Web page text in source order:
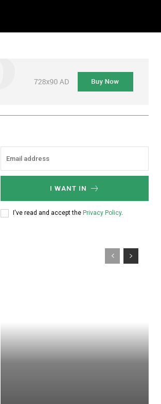
I WANT IN
I've read and accept the Privacy Policy.